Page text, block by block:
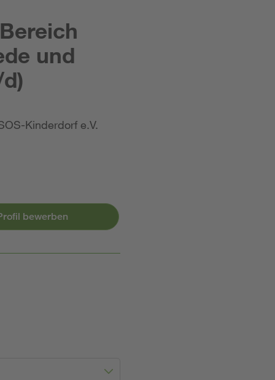
und
Kinderdorf e.V.
bewerben